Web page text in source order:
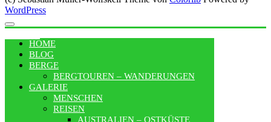
WordPress
MENU
HOME
BLOG
BERGE
BERGTOUREN – WANDERUNGEN
GALERIE
MENSCHEN
REISEN
AUSTRALIEN – OSTKÜSTE